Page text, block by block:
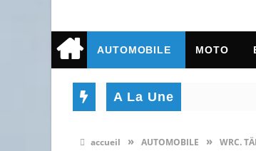
AUTOMOBILE MOTO
A La Une
accueil » AUTOMOBILE » WRC.